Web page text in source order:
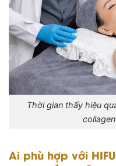
Thời gian thấy hiệu
Ai phù hợp với